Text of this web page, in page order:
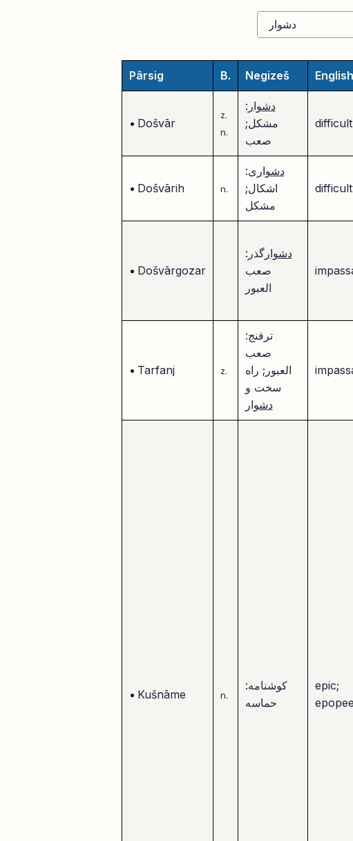
Pârsig B. Negizeš English
• Došvār
z.
n.
دشوار :
مشکل;
صعب
difficult
• Došvārih n.
دشوار ی:
اشکال;
مشکل
• Došvārgozar
دشوارگذر:
صعب
العبور
• Tarfanj z.
ترفنج:
صعب
العبور; راه
سخت و
دشوار
• Kušnāme n.
کوشنامه:
حماسه
epic;
epopee